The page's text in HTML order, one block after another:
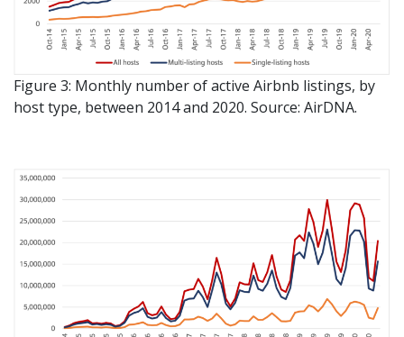
Figure 3: Monthly number of active Airbnb listings, by
host type, between 2014 and 2020. Source: AirDNA.